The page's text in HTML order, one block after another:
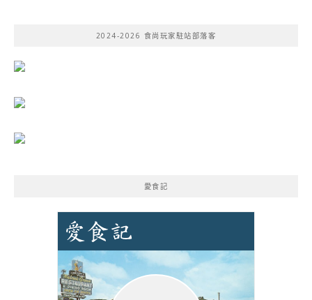
2024-2026 食尚玩家駐站部落客
愛食記